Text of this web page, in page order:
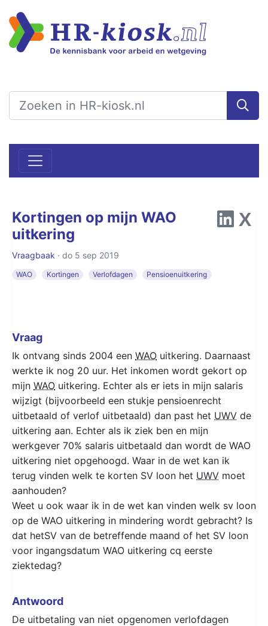
Kortingen op mijn WAO
uitkering
Vraagbaak · do 5 sep 2019
WAO Kortingen Verlofdagen Pensioenuitkering
Vraag
Ik ontvang sinds 2004 een WAO uitkering. Daarnaast
werkte ik nog 20 uur. Het inkomen wordt gekort op
mijn WAO uitkering. Echter als er iets in mijn salaris
wijzigt (bijvoorbeeld een stukje pensioenrecht
uitbetaald of verlof uitbetaald) dan past het UWV de
uitkering aan. Echter als ik ziek ben en mijn
werkgever 70% salaris uitbetaald dan wordt de WAO
uitkering niet opgehoogd. Waar in de wet kan ik
terug vinden welk te korten SV loon het UWV moet
aanhouden?
Weet u ook waar ik in de wet kan vinden welk sv loon
op de WAO uitkering in mindering wordt gebracht? Is
dat hetSV van de betreffende maand of het SV loon
voor ingangsdatum WAO uitkering cq eerste
ziektedag?
Antwoord
De uitbetaling van niet opgenomen verlofdagen